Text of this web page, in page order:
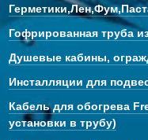
Гофрированная труба
Душевые кабины,
Инсталляции для
Кабель для обогрева
установки в трубу)